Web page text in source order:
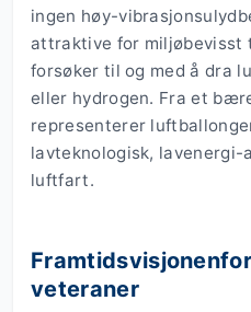
ingen høy-
attraktive for miljøbevisst
forsøker til og med å dra
eller hydrogen. Fra et
representerer
lavteknologisk,
luftfart.
veteraner